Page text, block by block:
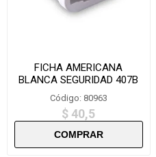
FICHA AMERICANA
BLANCA SEGURIDAD 407B
Código: 80963
$ 40,5